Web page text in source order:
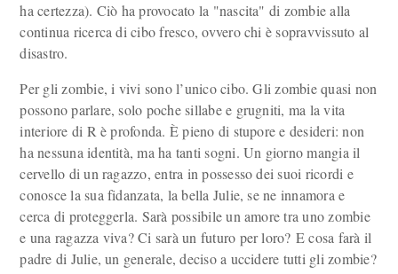
ha certezza). Ciò ha provocato la "nascita" di zombie alla
continua ricerca di cibo fresco, ovvero chi è sopravvissuto al
disastro.
Per gli zombie, i vivi sono l’unico cibo. Gli zombie quasi non
possono parlare, solo poche sillabe e grugniti, ma la vita
interiore di R è profonda. È pieno di stupore e desideri: non
ha nessuna identità, ma ha tanti sogni. Un giorno mangia il
cervello di un ragazzo, entra in possesso dei suoi ricordi e
conosce la sua fidanzata, la bella Julie, se ne innamora e
cerca di proteggerla. Sarà possibile un amore tra uno zombie
e una ragazza viva? Ci sarà un futuro per loro? E cosa farà il
padre di Julie, un generale, deciso a uccidere tutti gli zombie?